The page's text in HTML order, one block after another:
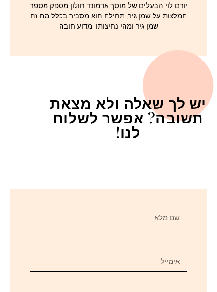
יורם לוי הבעלים של מוסך אדמונד חולון מספק מספר
המלצות על שמן גיר, תחילה הוא מסביר בכלל מה זה
שמן גיר ומהי נחיצותו ומדוע חובה
יש לך שאלה ולא מצאת
תשובה? אפשר לשלוח
לנו!